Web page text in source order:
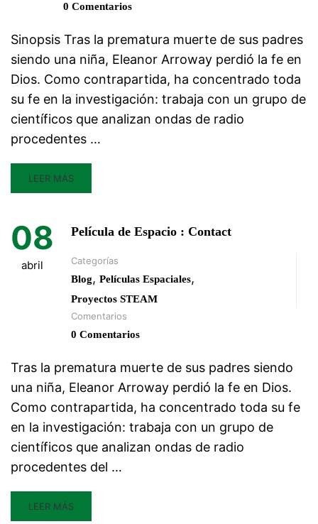
0 Comentarios
Sinopsis Tras la prematura muerte de sus padres
siendo una niña, Eleanor Arroway perdió la fe en
Dios. Como contrapartida, ha concentrado toda
su fe en la investigación: trabaja con un grupo de
científicos que analizan ondas de radio
procedentes …
LEER MÁS
08
abril
Película de Espacio : Contact
Categorías
Blog, Películas Espaciales,
Proyectos STEAM
Comentarios
0 Comentarios
Tras la prematura muerte de sus padres siendo
una niña, Eleanor Arroway perdió la fe en Dios.
Como contrapartida, ha concentrado toda su fe
en la investigación: trabaja con un grupo de
científicos que analizan ondas de radio
procedentes del …
LEER MÁS